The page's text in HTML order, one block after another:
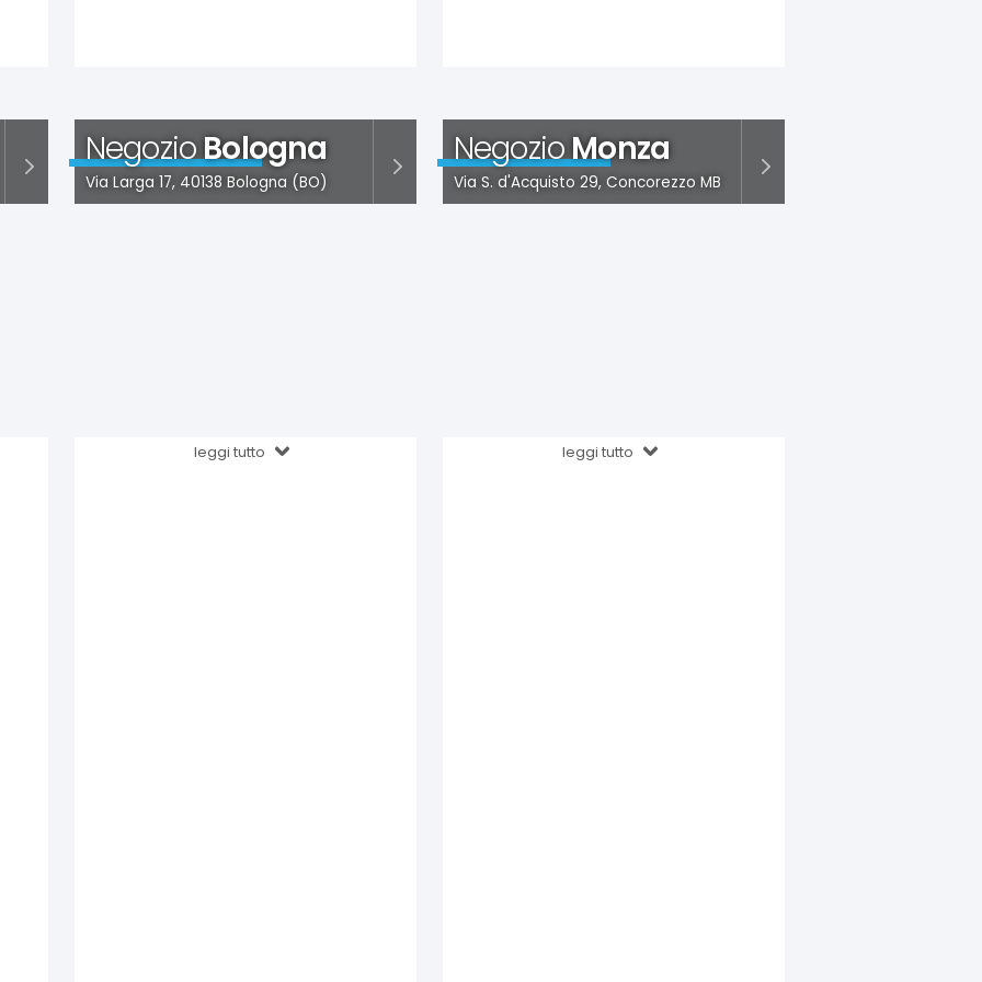
NegozioBologna
Via Larga 17, 40138 Bologna (BO)
leggi tutto
NegozioMonza
Via S. d'Acquisto 29, Concorezzo MB
leggi tutto